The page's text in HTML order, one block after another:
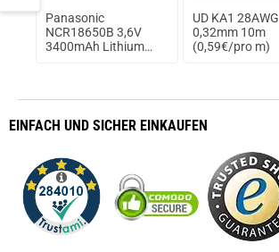
Panasonic
NCR18650B 3,6V
3400mAh Lithium
UD KA1 28AWG
0,32mm 10m
(0,59€/pro m)
EINFACH UND SICHER EINKAUFEN